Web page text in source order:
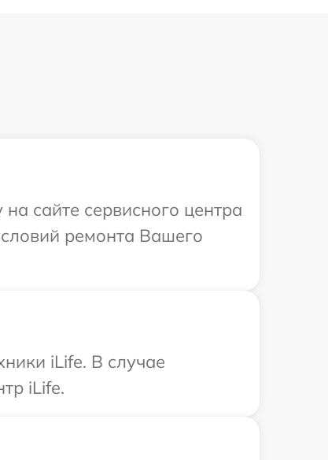
сайте сервисного центра
ремонта Вашего
iLife. В случае
iLife.